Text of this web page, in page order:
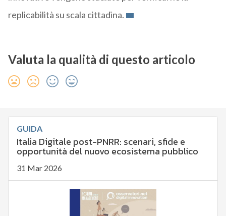
replicabilità su scala cittadina.
Valuta la qualità di questo articolo
GUIDA
Italia Digitale post-PNRR: scenari, sfide e
opportunità del nuovo ecosistema pubblico
31 Mar 2026